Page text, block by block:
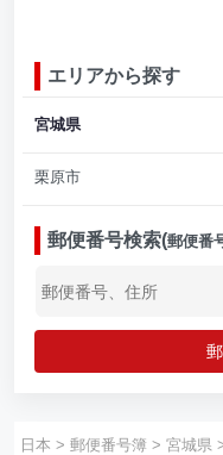
エリアから探す
宮城県
栗原市
郵便番号検索(郵便番
日本 > 郵便番号簿 > 宮城県